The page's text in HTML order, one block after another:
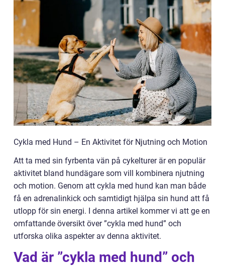
Cykla med Hund – En Aktivitet för Njutning och Motion
Att ta med sin fyrbenta vän på cykelturer är en populär
aktivitet bland hundägare som vill kombinera njutning
och motion. Genom att cykla med hund kan man både
få en adrenalinkick och samtidigt hjälpa sin hund att få
utlopp för sin energi. I denna artikel kommer vi att ge en
omfattande översikt över ”cykla med hund” och
utforska olika aspekter av denna aktivitet.
Vad är ”cykla med hund” och